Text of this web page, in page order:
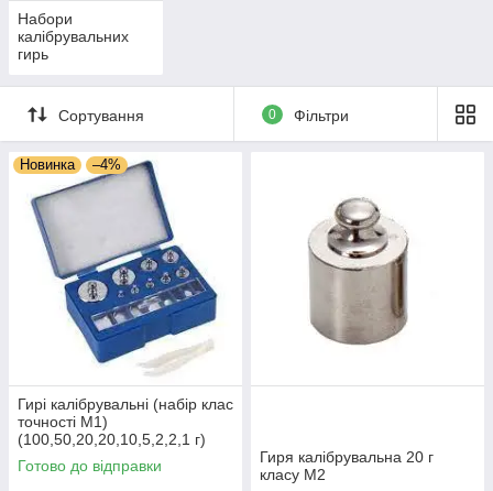
Набори
калібрувальних
гирь
Сортування 0 Фільтри
Новинка –4%
Гирі калібрувальні (набір клас
точності М1)
(100,50,20,20,10,5,2,2,1 г)
Готово до відправки
Гиря калібрувальна 20 г
класу М2